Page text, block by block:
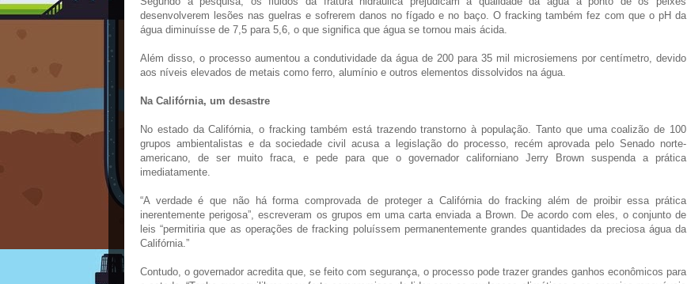
desenvolverem lesões nas guelras e sofrerem danos no fígado e no baço. O fracking também fez com que o pH da
água diminuísse de 7,5 para 5,6, o que significa que água se tornou mais ácida.
Além disso, o processo aumentou a condutividade da água de 200 para 35 mil microsiemens por centímetro, devido
aos níveis elevados de metais como ferro, alumínio e outros elementos dissolvidos na água.
Na Califórnia, um desastre
No estado da Califórnia, o fracking também está trazendo transtorno à população. Tanto que uma coalizão de 100
grupos ambientalistas e da sociedade civil acusa a legislação do processo, recém aprovada pelo Senado norte-
americano, de ser muito fraca, e pede para que o governador californiano Jerry Brown suspenda a prática
imediatamente.
“A verdade é que não há forma comprovada de proteger a Califórnia do fracking além de proibir essa prática
inerentemente perigosa”, escreveram os grupos em uma carta enviada a Brown. De acordo com eles, o conjunto de
leis “permitiria que as operações de fracking poluíssem permanentemente grandes quantidades da preciosa água da
Califórnia.”
Contudo, o governador acredita que, se feito com segurança, o processo pode trazer grandes ganhos econômicos para